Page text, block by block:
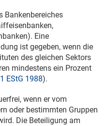
Bankenbereiches
Eine
ist gegeben, wenn die
des gleichen Sektors
mindestens ein Prozent
EStG 1988).
wenn er vom
oder bestimmten Gruppen
Die Beteiligung am